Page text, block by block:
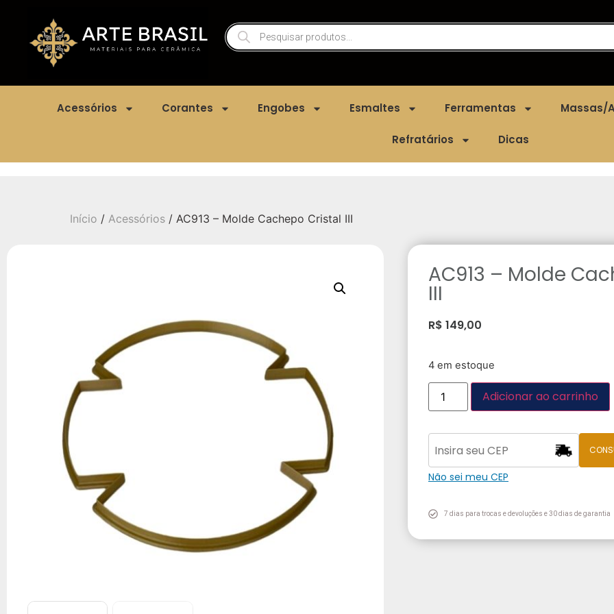
Acessórios Corantes Engobes Esmaltes Ferramentas Massas/
Refratários Dicas
Início / Acessórios / AC913 – Molde Cachepo Cristal III
AC913 – Molde
III
R$ 149,00
4 em estoque
Adicionar ao carrinho
Não sei meu CEP
7 dias para trocas e devoluções e 30 dias de garantia